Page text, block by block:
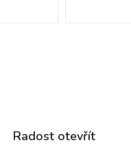
Radost otevřít